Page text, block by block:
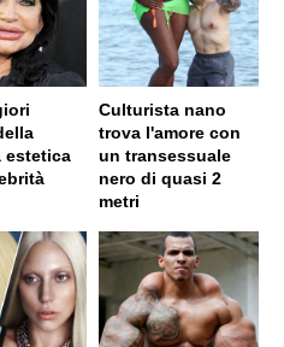
estetica
Culturista nano
trova l'amore con
un transessuale
nero di quasi 2
metri